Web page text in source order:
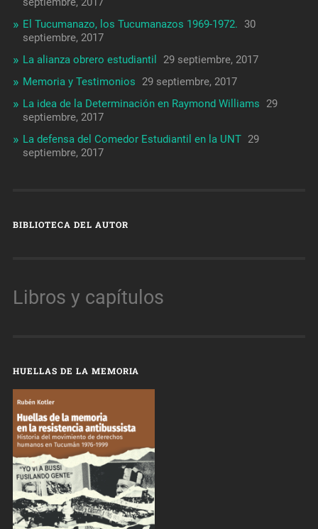
El Tucumanazo, los Tucumanazos 1969-1972. 30
septiembre, 2017
La alianza obrero estudiantil
29 septiembre, 2017
Memoria y Testimonios
29 septiembre, 2017
La idea de la Determinación en Raymond Williams
29
septiembre, 2017
La defensa del Comedor Estudiantil en la UNT 29
septiembre, 2017
BIBLIOTECA DEL AUTOR
Libros y capítulos
HUELLAS DE LA MEMORIA